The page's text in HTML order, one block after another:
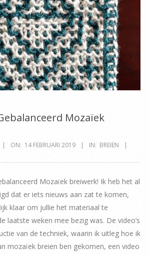
Mozaïek
ON: 14 FEBRUARI 2019 IN: BREIEN
Mozaïek breiwerk! Ik heb het al
dat er iets nieuws aan zat te komen,
klaar om jullie het materiaal te
laatste weken mee bezig was. De video’s
van de techniek, waarin ik uitleg hoe ik
mozaïek breien ben gekomen, een video